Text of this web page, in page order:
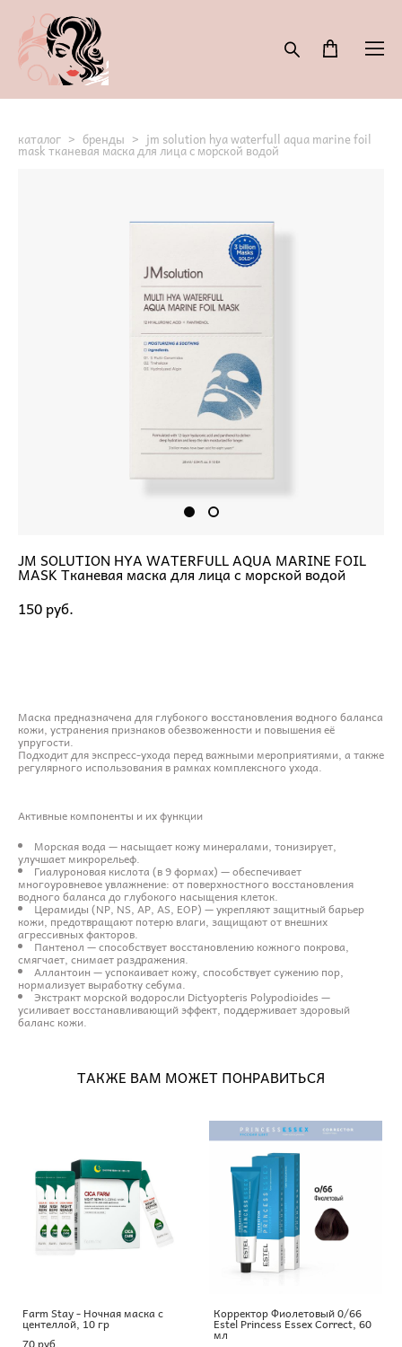
каталог > бренды > jm solution hya waterfull aqua marine foil
mask тканевая маска для лица с морской водой
JM SOLUTION HYA WATERFULL AQUA MARINE FOIL
MASK Тканевая маска для лица с морской водой
150 pуб.
Маска предназначена для глубокого восстановления водного баланса
кожи, устранения признаков обезвоженности и повышения её
упругости.
Подходит для экспресс-ухода перед важными мероприятиями, а также
регулярного использования в рамках комплексного ухода.
Активные компоненты и их функции
Морская вода — насыщает кожу минералами, тонизирует,
улучшает микрорельеф.
Гиалуроновая кислота (в 9 формах) — обеспечивает
многоуровневое увлажнение: от поверхностного восстановления
водного баланса до глубокого насыщения клеток.
Церамиды (NP, NS, AP, AS, EOP) — укрепляют защитный барьер
кожи, предотвращают потерю влаги, защищают от внешних
агрессивных факторов.
Пантенол — способствует восстановлению кожного покрова,
смягчает, снимает раздражения.
Аллантоин — успокаивает кожу, способствует сужению пор,
нормализует выработку себума.
Экстракт морской водоросли Dictyopteris Polypodioides —
усиливает восстанавливающий эффект, поддерживает здоровый
баланс кожи.
ТАКЖЕ ВАМ МОЖЕТ ПОНРАВИТЬСЯ
Farm Stay - Ночная маска с
центеллой, 10 гр
70 pуб.
Корректор Фиолетовый 0/66
Estel Princess Essex Correct, 60
мл